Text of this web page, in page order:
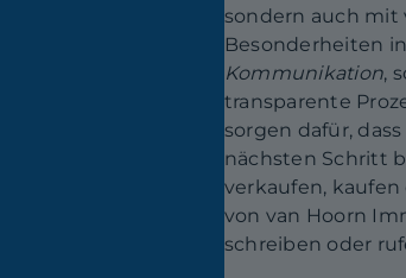
sondern auch mit
Besonderheiten
Kommunikation,
transparente
sorgen dafür,
nächsten Schritt
verkaufen,
von van Hoorn
schreiben oder